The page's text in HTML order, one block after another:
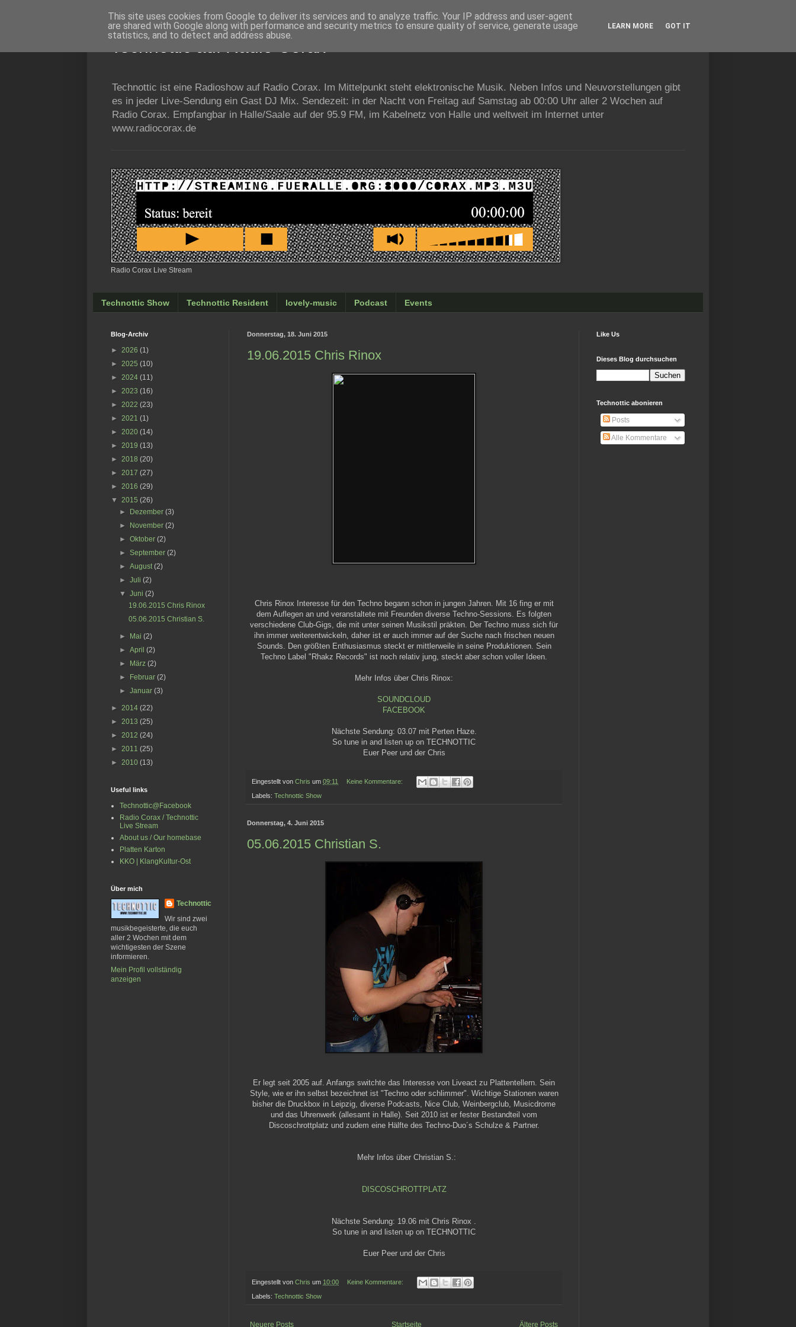
Technottic auf Radio Corax
Technottic ist eine Radioshow auf Radio Corax. Im Mittelpunkt steht elektronische Musik. Neben Infos und Neuvorstellungen gibt
es in jeder Live-Sendung ein Gast DJ Mix. Sendezeit: in der Nacht von Freitag auf Samstag ab 00:00 Uhr aller 2 Wochen auf
Radio Corax. Empfangbar in Halle/Saale auf der 95.9 FM, im Kabelnetz von Halle und weltweit im Internet unter
www.radiocorax.de
Radio Corax Live Stream
Technottic Show Technottic Resident lovely-music Podcast Events
Donnerstag, 18. Juni 2015
19.06.2015 Chris Rinox
Chris Rinox Interesse für den Techno begann schon in jungen Jahren. Mit 16 fing er mit
dem Auflegen an und veranstaltete mit Freunden diverse Techno-Sessions. Es folgten
verschiedene Club-Gigs, die mit unter seinen Musikstil präkten. Der Techno muss sich für
ihn immer weiterentwickeln, daher ist er auch immer auf der Suche nach frischen neuen
Sounds. Den größten Enthusiasmus steckt er mittlerweile in seine Produktionen. Sein
Techno Label "Rhakz Records" ist noch relativ jung, steckt aber schon voller Ideen.
Mehr Infos über Chris Rinox:
SOUNDCLOUD
FACEBOOK
Nächste Sendung: 03.07 mit Perten Haze.
So tune in and listen up on TECHNOTTIC
Euer Peer und der Chris
Eingestellt von Chris um 09:11 Keine Kommentare:
Labels: Technottic Show
Donnerstag, 4. Juni 2015
05.06.2015 Christian S.
Er legt seit 2005 auf. Anfangs switchte das Interesse von Liveact zu Plattentellern. Sein
Style, wie er ihn selbst bezeichnet ist "Techno oder schlimmer". Wichtige Stationen waren
bisher die Druckbox in Leipzig, diverse Podcasts, Nice Club, Weinbergclub, Musicdrome
und das Uhrenwerk (allesamt in Halle). Seit 2010 ist er fester Bestandteil vom
Discoschrottplatz und zudem eine Hälfte des Techno-Duo´s Schulze & Partner.
Mehr Infos über Christian S.:
DISCOSCHROTTPLATZ
Nächste Sendung: 19.06 mit Chris Rinox .
So tune in and listen up on TECHNOTTIC
Euer Peer und der Chris
Eingestellt von Chris um 10:00 Keine Kommentare:
Labels: Technottic Show
Neuere Posts Ältere Posts
Startseite
Blog-Archiv
► 2026 (1)
► 2025 (10)
► 2024 (11)
► 2023 (16)
► 2022 (23)
► 2021 (1)
► 2020 (14)
► 2019 (13)
► 2018 (20)
► 2017 (27)
► 2016 (29)
▼ 2015 (26)
►
Dezember(3)
►
November(2)
►Oktober(2)
►September(2)
►August(2)
►Juli(2)
▼Juni(2)
19.06.2015 Chris Rinox
05.06.2015 Christian S.
► Mai(2)
►April(2)
►
März(2)
►
Februar(2)
►Januar(3)
► 2014 (22)
► 2013 (25)
► 2012 (24)
► 2011 (25)
► 2010 (13)
Useful links
Technottic@Facebook
Radio Corax / Technottic
Live Stream
About us / Our homebase
Platten Karton
KKO | KlangKultur-Ost
Über mich
Technottic
Wir sind zwei
musikbegeisterte, die euch
aller 2 Wochen mit dem
wichtigesten der Szene
informieren.
Mein Profil vollständig
anzeigen
Like Us
Dieses Blog durchsuchen
Technottic abonieren
Posts
Alle Kommentare
This site uses cookies from Google to deliver its services and to analyze traffic. Your IP address and user-agent
are shared with Google along with performance and security metrics to ensure quality of service, generate usage
statistics, and to detect and address abuse.
LEARN MORE GOT IT